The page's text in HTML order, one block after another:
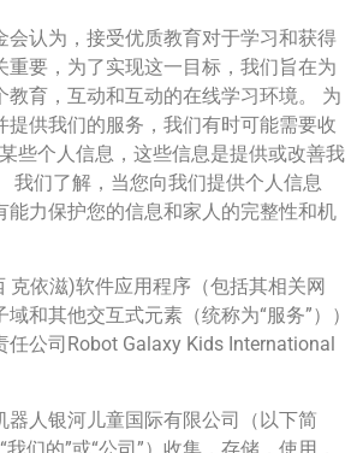
会认为，接受优质教育对于学习和获得
重要，为了实现这一目标，我们旨在为
教育，互动和互动的在线学习环境。 为
提供我们的服务，我们有时可能需要收
些个人信息，这些信息是提供或改善我
我们了解，当您向我们提供个人信息
能力保护您的信息和家人的完整性和机
克依滋)软件应用程序（包括其相关网
和其他交互式元素（统称为“服务”））
公司Robot Galaxy Kids International
器人银河儿童国际有限公司（以下简
我们的”或“公司”）收集，存储，使用，